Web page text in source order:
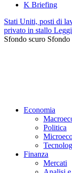
K Briefing
Stati Uniti, posti di
privato in stallo
Sfondo scuro Sfondo
Economia
Politica
Finanza
Mercati